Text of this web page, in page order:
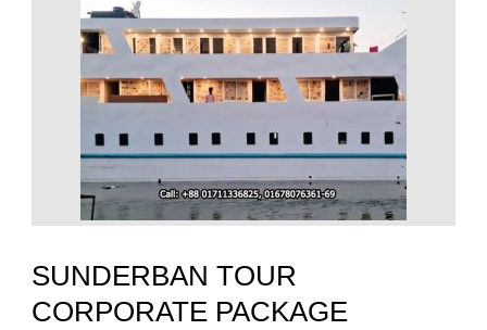
SUNDERBAN TOUR
CORPORATE PACKAGE